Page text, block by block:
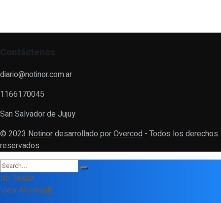
Contáctenos
diario@notinor.com.ar
1166170045
San Salvador de Jujuy
© 2023 Notinordesarrollado porOvercod - Todos los derechos
reservados.
No Result
View All Result